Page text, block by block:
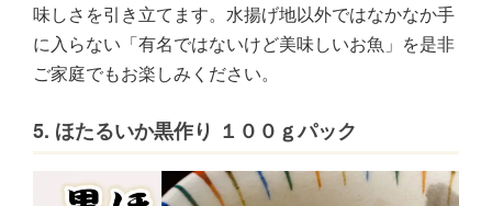
味しさを引き立てます。水揚げ地以外ではなかなか手
に入らない「有名ではないけど美味しいお魚」を是非
ご家庭でもお楽しみください。
5. ほたるいか黒作り １００ｇパック